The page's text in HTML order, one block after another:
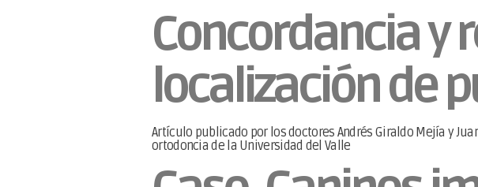
Concordancia y
localización de
Artículo publicado por los doctores Andrés Giraldo Mejía y
ortodoncia de la Universidad del Valle